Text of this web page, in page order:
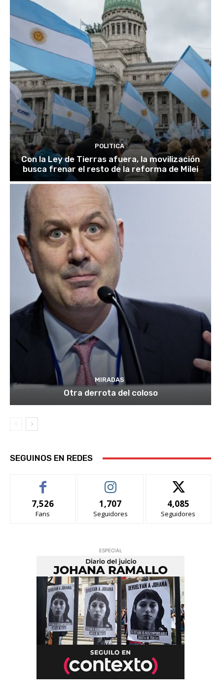
POLITICA
Con la Ley de Tierras afuera, la movilización
busca frenar el resto de la reforma de Milei
MIRADAS
Otra derrota del coloso
SEGUINOS EN REDES
7,526
Fans
1,707
Seguidores
4,085
Seguidores
ESPECIAL